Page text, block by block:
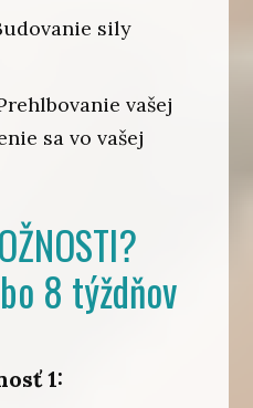
sily
vašej
sa vo vašej
8 týždňov
1: